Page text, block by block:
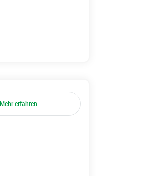
Mehr erfahren